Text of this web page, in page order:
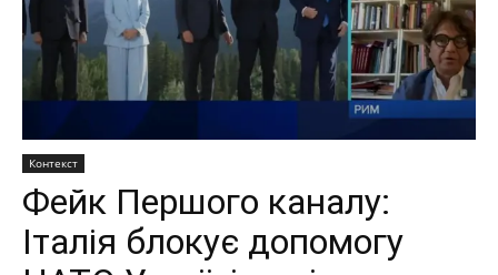
Контекст
Фейк Першого каналу:
Італія блокує допомогу